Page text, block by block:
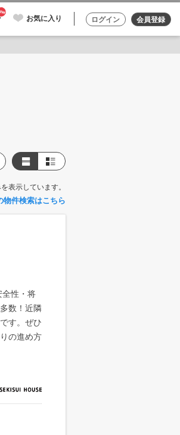
お気に入り ログイン 会員登録
表示しています。
物件検索はこちら
全性・将
数！近隣
す。ぜひ
の進め方